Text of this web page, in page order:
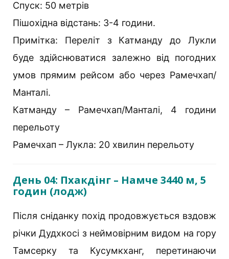
Спуск: 50 метрів
Пішохідна відстань: 3-4 години.
Примітка: Переліт з Катманду до Лукли
буде здійснюватися залежно від погодних
умов прямим рейсом або через Рамечхап/
Манталі.
Катманду – Рамечхап/Манталі, 4 години
перельоту
Рамечхап – Лукла: 20 хвилин перельоту
День 04: Пхакдінг – Намче 3440 м, 5
годин (лодж)
Після сніданку похід продовжується вздовж
річки Дудхкосі з неймовірним видом на гору
Тамсерку та Кусумкханг, перетинаючи